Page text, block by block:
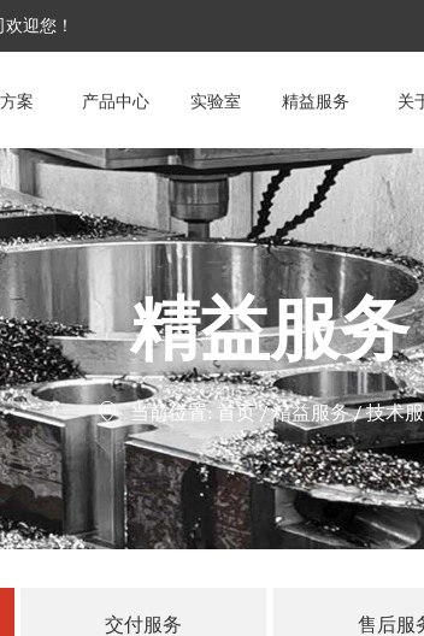
迎您！
案 产品中心 实验室 精益服务 关
精益服务
当前位置: 首页/精益服务/技术
交付服务 售后服